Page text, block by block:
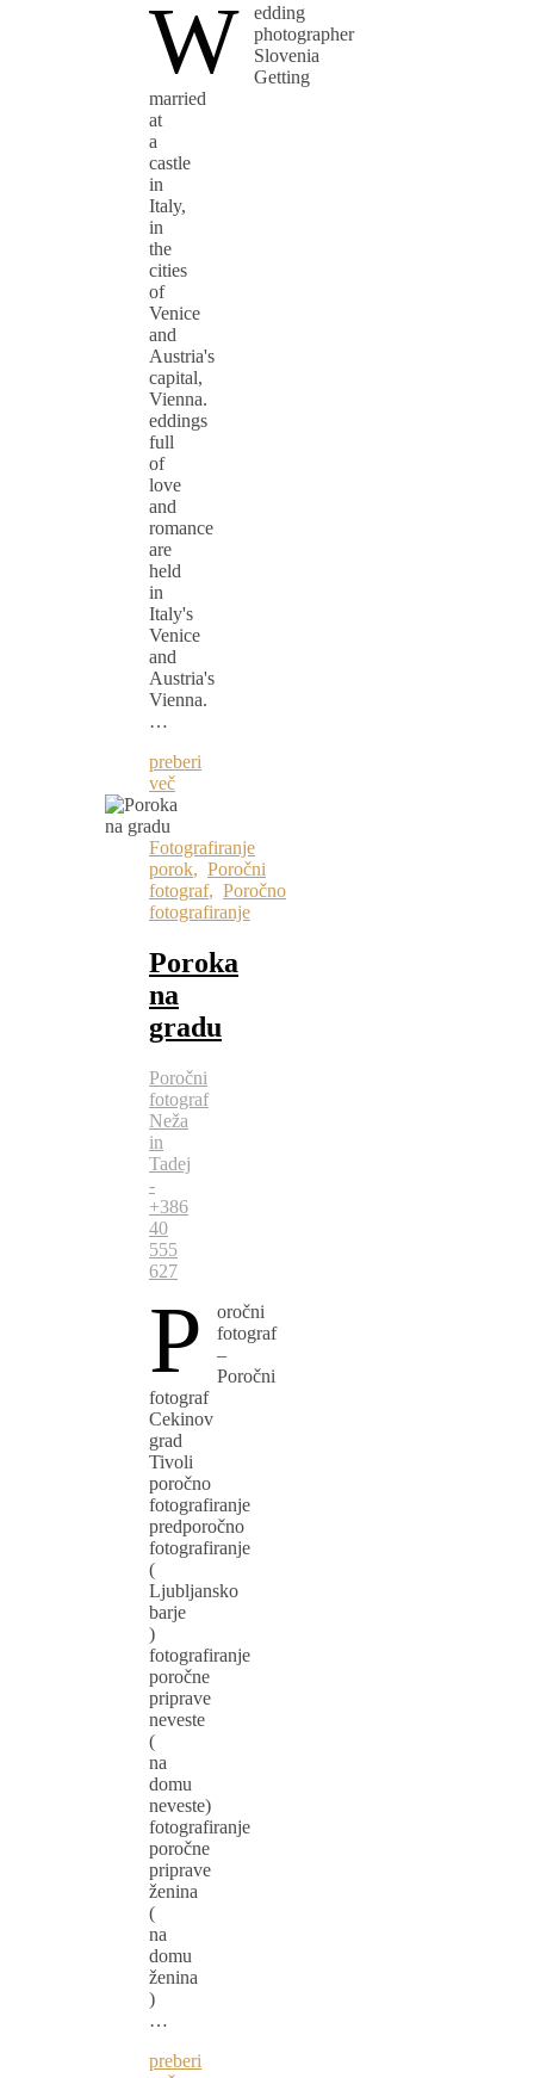
W
edding
photographer
Slovenia
Getting
married
at
a
castle
in
Italy,
in
the
cities
of
Venice
and
Austria's
capital,
Vienna.
eddings
full
of
love
and
romance
are
held
in
Italy's
Venice
and
Austria's
Vienna.
…
preberi
več
Fotografiranje
porok, Poročni
fotograf, Poročno
fotografiranje
Poroka
na
gradu
Poročni
fotograf
Neža
in
Tadej
-
+386
40
555
627
P
oročni
fotograf
–
Poročni
fotograf
Cekinov
grad
Tivoli
poročno
fotografiranje
predporočno
fotografiranje
(
Ljubljansko
barje
)
fotografiranje
poročne
priprave
neveste
(
na
domu
neveste)
fotografiranje
poročne
priprave
ženina
(
na
domu
ženina
)
…
preberi